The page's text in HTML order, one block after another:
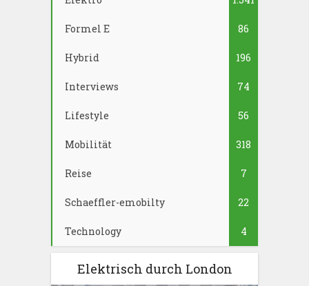
Formel E 86
Hybrid 196
Interviews 74
Lifestyle 56
Mobilität 318
Reise 7
Schaeffler-emobilty 22
Technology 4
Elektrisch durch London